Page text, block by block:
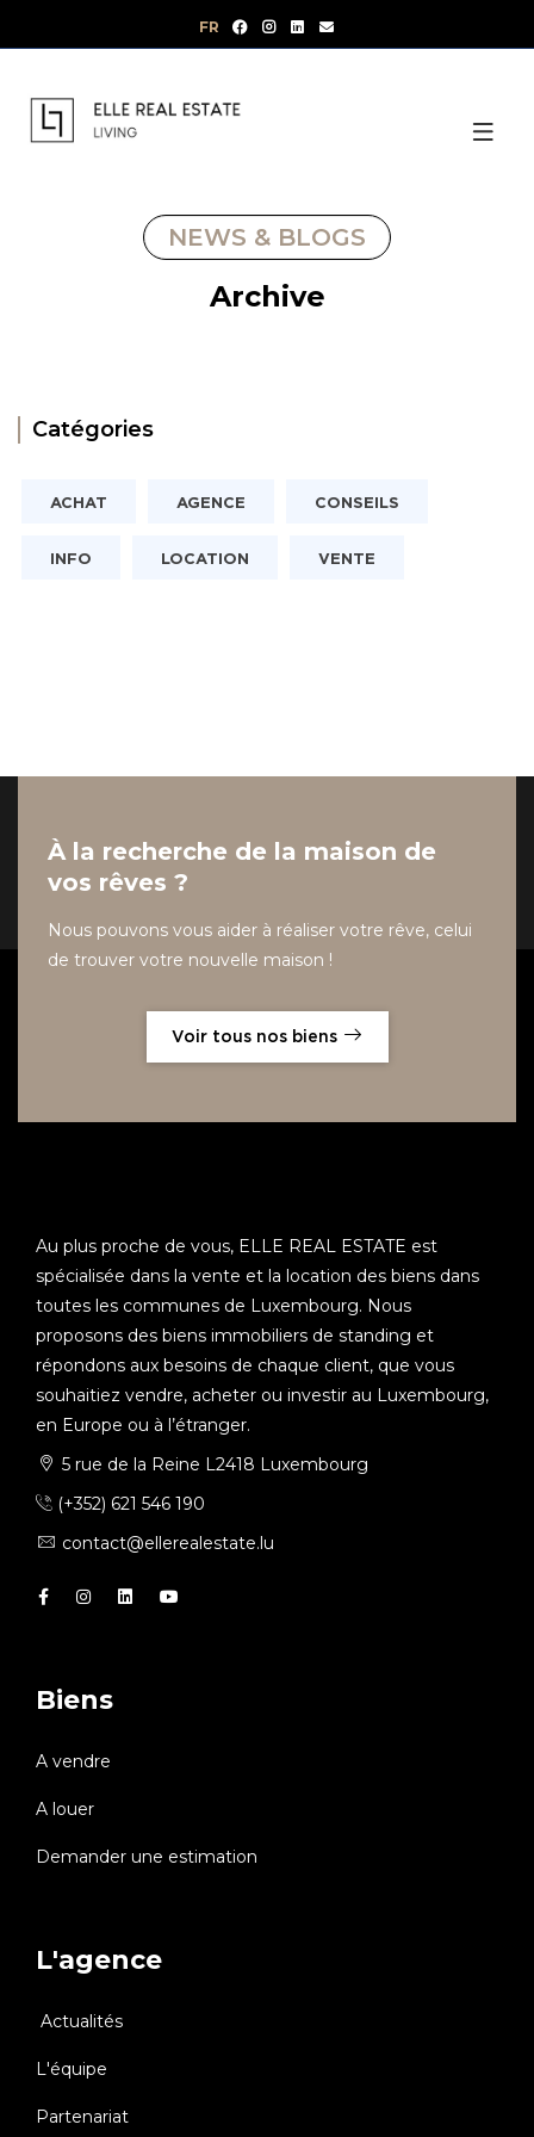
au
FR
NEWS & BLOGS
Archive
Catégories
ACHAT AGENCE CONSEILS
INFO LOCATION VENTE
À la recherche de la maison de
vos rêves ?
Nous pouvons vous aider à réaliser votre rêve, celui
de trouver votre nouvelle maison !
Voir tous nos biens
Au plus proche de vous, ELLE REAL ESTATE est
spécialisée dans la vente et la location des biens dans
toutes les communes de Luxembourg. Nous
proposons des biens immobiliers de standing et
répondons aux besoins de chaque client, que vous
souhaitiez vendre, acheter ou investir au Luxembourg,
en Europe ou à l’étranger.
5 rue de la Reine L2418 Luxembourg
(+352) 621 546 190
contact@ellerealestate.lu
Biens
A vendre
A louer
Demander une estimation
L'agence
Actualités
L'équipe
Partenariat